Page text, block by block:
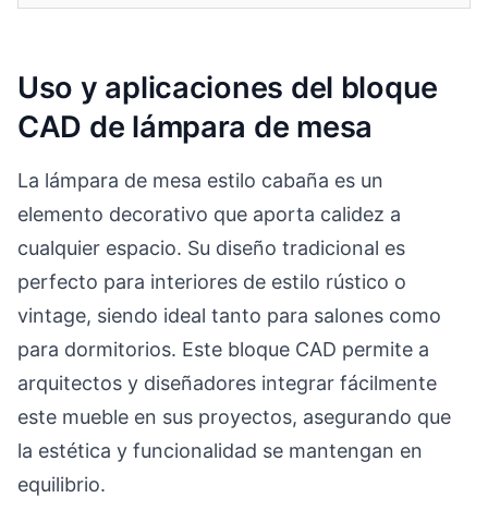
Uso y aplicaciones del bloque
CAD de lámpara de mesa
La lámpara de mesa estilo cabaña es un
elemento decorativo que aporta calidez a
cualquier espacio. Su diseño tradicional es
perfecto para interiores de estilo rústico o
vintage, siendo ideal tanto para salones como
para dormitorios. Este bloque CAD permite a
arquitectos y diseñadores integrar fácilmente
este mueble en sus proyectos, asegurando que
la estética y funcionalidad se mantengan en
equilibrio.